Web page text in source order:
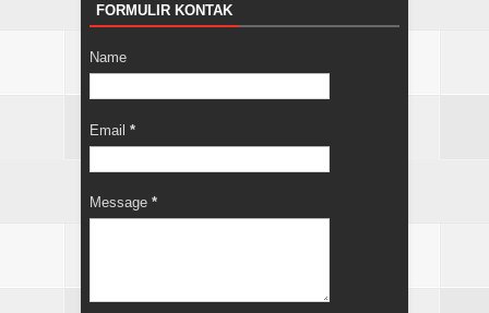
FORMULIR KONTAK
Name
Email *
Message *